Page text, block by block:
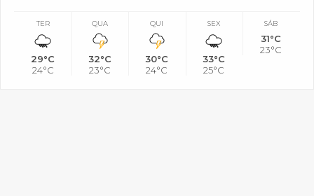
TER
29°C
24°C
QUA
32°C
23°C
QUI
30°C
24°C
SEX
33°C
25°C
SÁB
31°C
23°C